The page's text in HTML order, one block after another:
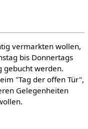
vermarkten wollen,
bis Donnertags
gebucht werden.
"Tag der offen Tür",
Gelegenheiten